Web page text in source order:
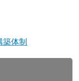
体制